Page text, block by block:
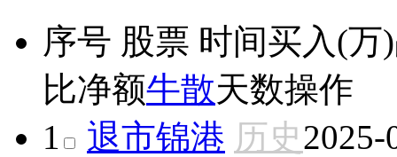
序号 股票 时间买入(万)
比净额牛散天数操作
1
退市锦港 历史2025-